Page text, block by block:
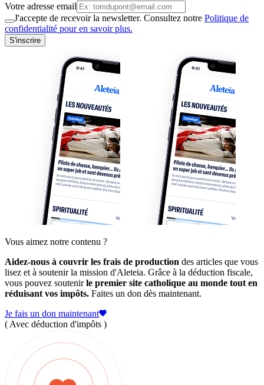
Votre adresse email
J'accepte de recevoir la newsletter. Consultez notre Politique de
confidentialité pour en savoir plus.
S'inscrire
Vous aimez notre contenu ?
Aidez-nous à couvrir les frais de production des articles que vous
lisez et à soutenir la mission d'Aleteia. Grâce à la déduction fiscale,
vous pouvez soutenirle premier site catholique au monde tout en
réduisant vos impôts. Faites un don dès maintenant.
Je fais un don maintenant
( Avec déduction d'impôts )